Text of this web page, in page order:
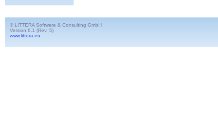
© LITTERA Software & Consulting GmbH
Version 6.1 (Rev. 5)
www.littera.eu